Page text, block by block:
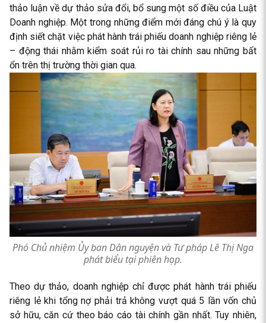
thảo luận về dự thảo sửa đổi, bổ sung một số điều của Luật
Doanh nghiệp. Một trong những điểm mới đáng chú ý là quy
định siết chặt việc phát hành trái phiếu doanh nghiệp riêng lẻ
– động thái nhằm kiểm soát rủi ro tài chính sau những bất
ổn trên thị trường thời gian qua.
Phó Chủ nhiệm Ủy ban Dân nguyện và Tư pháp Lê Thị Nga
phát biểu tại phiên họp.
Theo dự thảo, doanh nghiệp chỉ được phát hành trái phiếu
riêng lẻ khi tổng nợ phải trả không vượt quá 5 lần vốn chủ
sở hữu, căn cứ theo báo cáo tài chính gần nhất. Tuy nhiên,